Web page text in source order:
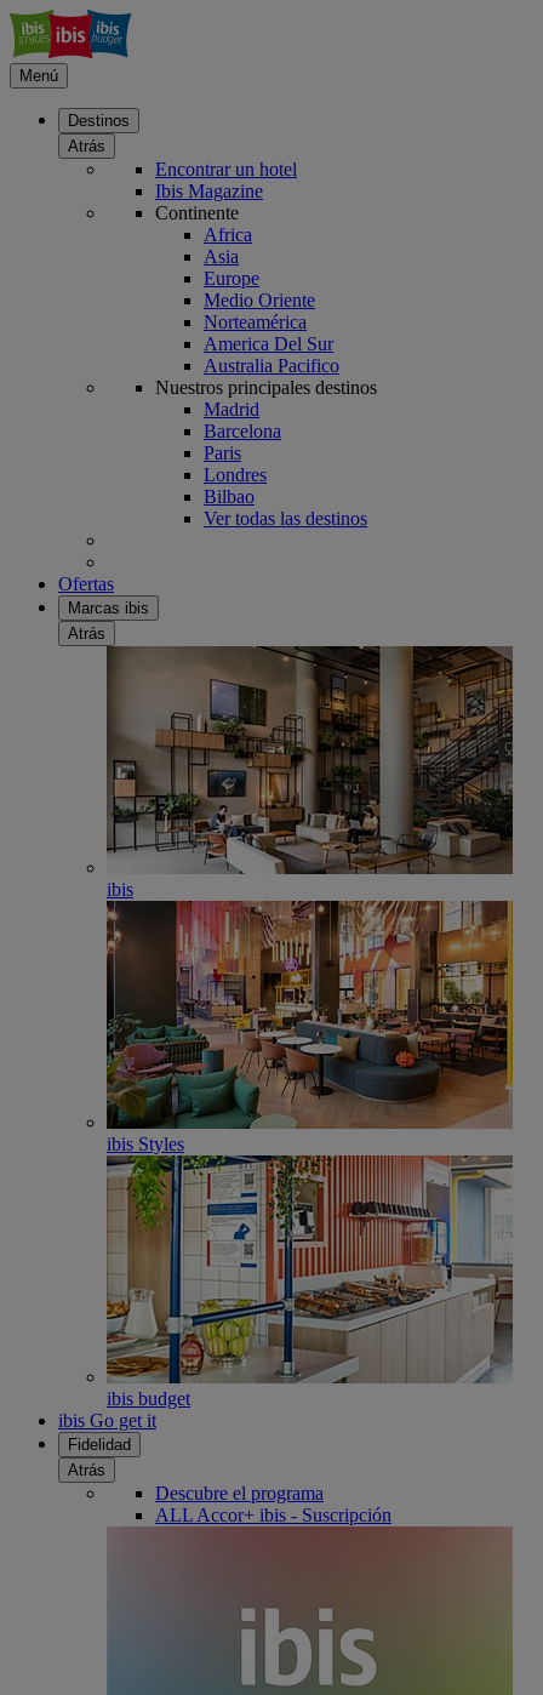
Menú
Destinos
Atrás
Encontrar un hotel
Ibis Magazine
Continente
Africa
Asia
Europe
Medio Oriente
Norteamérica
America Del Sur
Australia Pacifico
Nuestros principales destinos
Madrid
Barcelona
Paris
Londres
Bilbao
Ver todas las destinos
Ofertas
Marcas ibis
Atrás
ibis
ibis Styles
ibis budget
ibis Go get it
Fidelidad
Atrás
Descubre el programa
ALL Accor+ ibis - Suscripción